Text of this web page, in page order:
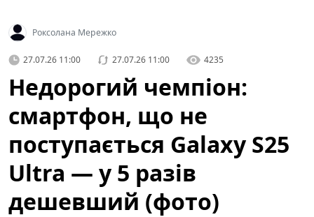
Роксолана Мережко
27.07.26 11:00 27.07.26 11:00 4235
Недорогий чемпіон:
смартфон, що не
поступається Galaxy S25
Ultra — у 5 разів
дешевший (фото)